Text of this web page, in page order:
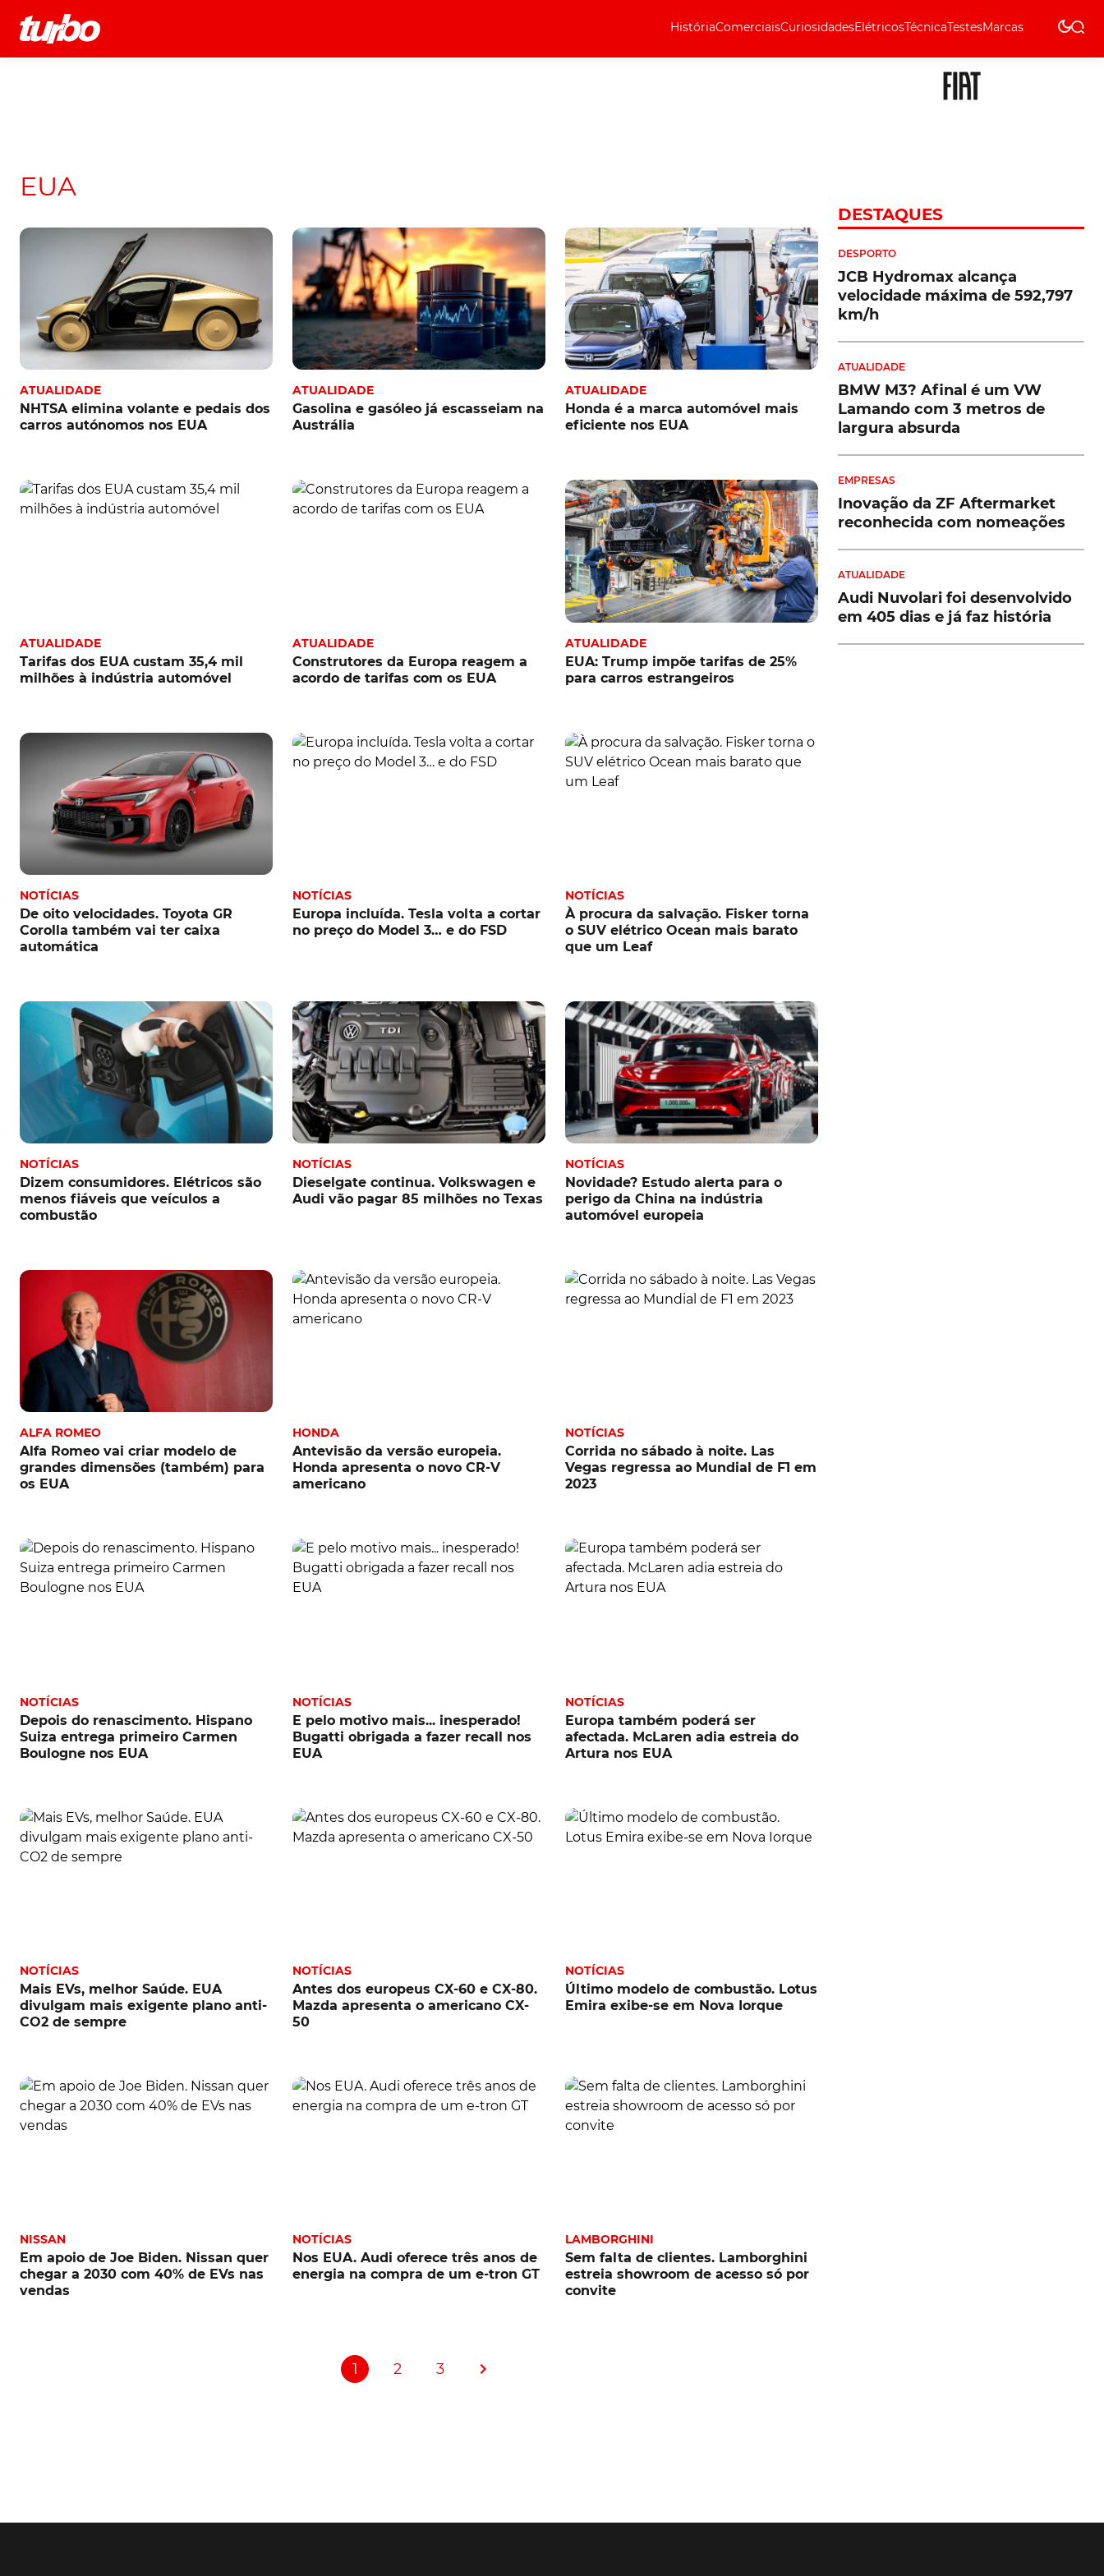
HistóriaComerciaisCuriosidadesElétricosTécnicaTestesMarcas
EUA
ATUALIDADE
NHTSA elimina volante e pedais dos
carros autónomos nos EUA
ATUALIDADE
Gasolina e gasóleo já escasseiam na
Austrália
ATUALIDADE
Honda é a marca automóvel mais
eficiente nos EUA
ATUALIDADE
Tarifas dos EUA custam 35,4 mil
milhões à indústria automóvel
ATUALIDADE
Construtores da Europa reagem a
acordo de tarifas com os EUA
ATUALIDADE
EUA: Trump impõe tarifas de 25%
para carros estrangeiros
NOTÍCIAS
De oito velocidades. Toyota GR
Corolla também vai ter caixa
automática
NOTÍCIAS
Europa incluída. Tesla volta a cortar
no preço do Model 3… e do FSD
NOTÍCIAS
À procura da salvação. Fisker torna
o SUV elétrico Ocean mais barato
que um Leaf
NOTÍCIAS
Dizem consumidores. Elétricos são
menos fiáveis que veículos a
combustão
NOTÍCIAS
Dieselgate continua. Volkswagen e
Audi vão pagar 85 milhões no Texas
NOTÍCIAS
Novidade? Estudo alerta para o
perigo da China na indústria
automóvel europeia
ALFA ROMEO
Alfa Romeo vai criar modelo de
grandes dimensões (também) para
os EUA
HONDA
Antevisão da versão europeia.
Honda apresenta o novo CR-V
americano
NOTÍCIAS
Corrida no sábado à noite. Las
Vegas regressa ao Mundial de F1 em
2023
NOTÍCIAS
Depois do renascimento. Hispano
Suiza entrega primeiro Carmen
Boulogne nos EUA
NOTÍCIAS
E pelo motivo mais... inesperado!
Bugatti obrigada a fazer recall nos
EUA
NOTÍCIAS
Europa também poderá ser
afectada. McLaren adia estreia do
Artura nos EUA
NOTÍCIAS
Mais EVs, melhor Saúde. EUA
divulgam mais exigente plano anti-
CO2 de sempre
NOTÍCIAS
Antes dos europeus CX-60 e CX-80.
Mazda apresenta o americano CX-
50
NOTÍCIAS
Último modelo de combustão. Lotus
Emira exibe-se em Nova Iorque
NISSAN
Em apoio de Joe Biden. Nissan quer
chegar a 2030 com 40% de EVs nas
vendas
NOTÍCIAS
Nos EUA. Audi oferece três anos de
energia na compra de um e-tron GT
LAMBORGHINI
Sem falta de clientes. Lamborghini
estreia showroom de acesso só por
convite
1 2 3
DESTAQUES
DESPORTO
JCB Hydromax alcança
velocidade máxima de 592,797
km/h
ATUALIDADE
BMW M3? Afinal é um VW
Lamando com 3 metros de
largura absurda
EMPRESAS
Inovação da ZF Aftermarket
reconhecida com nomeações
ATUALIDADE
Audi Nuvolari foi desenvolvido
em 405 dias e já faz história